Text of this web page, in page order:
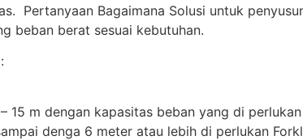
Pertanyaan Bagaimana Solusi untuk
beban berat sesuai kebutuhan.
15 m dengan kapasitas beban yang di
denga 6 meter atau lebih di perlukan